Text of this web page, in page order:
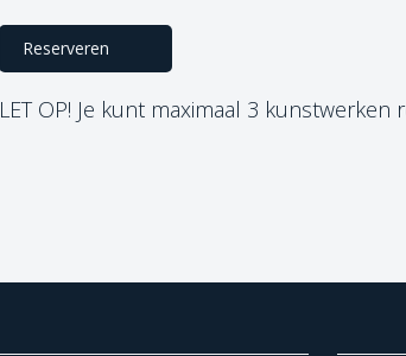
Reserveren
LET OP! Je kunt maximaal 3 kunstwerken